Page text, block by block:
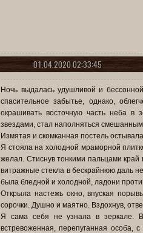
01.04.2020 02:33:45
Ночь выдалась удушливой и
спасительное забытье, однако,
окрашивать восточную часть неба в
звездами, стал наполняться
Измятая и скомканная постель
Я стояла на холодной мраморной
желал. Стиснув тонкими пальцами край
витражные стекла в бескрайнюю даль
была бледной и холодной, ладони
Открыла настежь окно, впуская
сорочки. Душно и маятно. Вздохнув,
Я сама себя не узнала в зеркале. В
встревоженная, перепуганная особа,